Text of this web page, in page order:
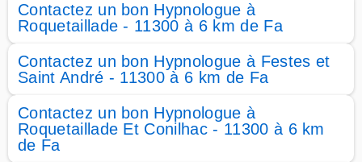
Contactez un bon Hypnologue à
Roquetaillade - 11300 à 6 km de Fa
Contactez un bon Hypnologue à Festes et
Saint André - 11300 à 6 km de Fa
Contactez un bon Hypnologue à
Roquetaillade Et Conilhac - 11300 à 6 km
de Fa